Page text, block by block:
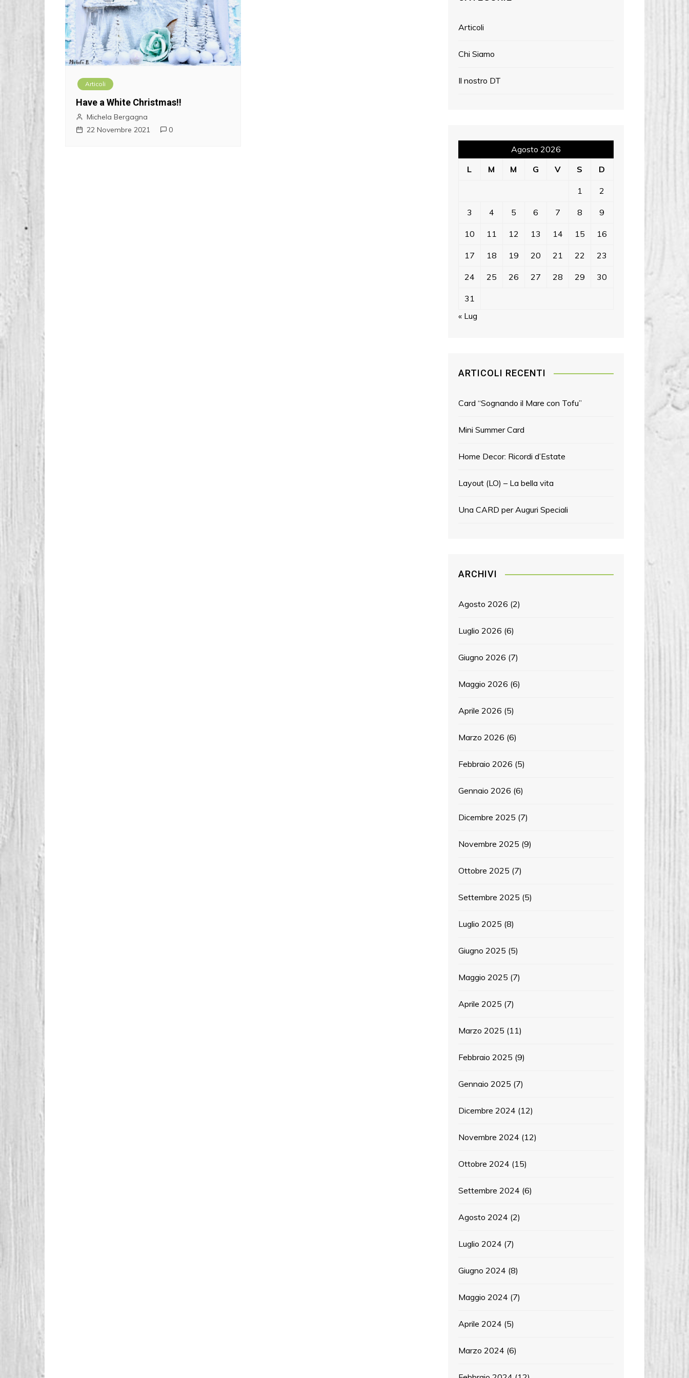
Articoli
Have a White Christmas!!
Michela Bergagna
22 Novembre 2021
0
Articoli
Chi Siamo
Il nostro DT
Agosto 2026
L
M M G V S D
1 2
3 4 5 6 7 8 9
10 11 12 13 14 15 16
17 18 19 20 21 22 23
24 25 26 27 28 29 30
31
« Lug
ARTICOLI RECENTI
Card “Sognando il Mare con Tofu”
Mini Summer Card
Home Decor: Ricordi d’Estate
Layout (LO) – La bella vita
Una CARD per Auguri Speciali
ARCHIVI
Agosto 2026 (2)
Luglio 2026 (6)
Giugno 2026 (7)
Maggio 2026 (6)
Aprile 2026 (5)
Marzo 2026 (6)
Febbraio 2026 (5)
Gennaio 2026 (6)
Dicembre 2025 (7)
Novembre 2025 (9)
Ottobre 2025 (7)
Settembre 2025 (5)
Luglio 2025 (8)
Giugno 2025 (5)
Maggio 2025 (7)
Aprile 2025 (7)
Marzo 2025 (11)
Febbraio 2025 (9)
Gennaio 2025 (7)
Dicembre 2024 (12)
Novembre 2024 (12)
Ottobre 2024 (15)
Settembre 2024 (6)
Agosto 2024 (2)
Luglio 2024 (7)
Giugno 2024 (8)
Maggio 2024 (7)
Aprile 2024 (5)
Marzo 2024 (6)